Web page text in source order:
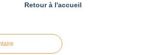
Retour à l'accueil